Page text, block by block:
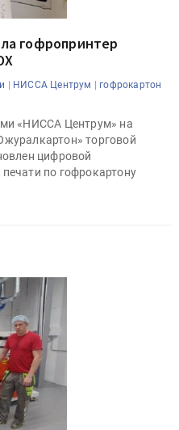
гофропринтер
| НИССА Центрум | гофрокартон
«НИССА Центрум» на
торговой
цифровой
по гофрокартону